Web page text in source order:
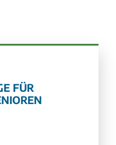
FÜR